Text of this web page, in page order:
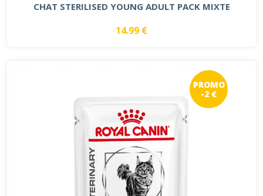
CHAT STERILISED YOUNG ADULT PACK MIXTE
14.99 €
PROMO
-2 €